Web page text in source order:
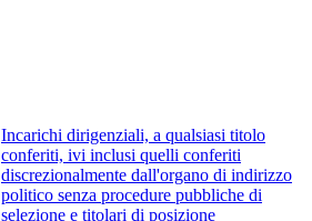
Incarichi dirigenziali, a qualsiasi titolo
conferiti, ivi inclusi quelli conferiti
discrezionalmente dall'organo di indirizzo
politico senza procedure pubbliche di
selezione e titolari di posizione